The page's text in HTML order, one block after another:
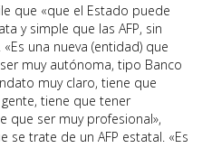
que «que el Estado puede
y simple que las AFP, sin
una nueva (entidad) que
muy autónoma, tipo Banco
muy claro, tiene que
tiene que tener
que ser muy profesional»,
se trate de un AFP estatal. «Es